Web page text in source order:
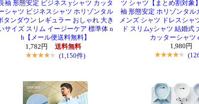
袖 形態安定 ビジネス yシャツ カッタ
シャツ ビジネスシャツ ホリゾンタル
タンダウン レギュラー おしゃれ 大き
サイズ スリム イージーケア 標準体 n
h【メール便送料無料】
1,782円
送料無料
(1,150件)
ツ シャツ【まとめ割対象
袖 形態安定 ホリゾンタル
メンズ シャツ ドレスシャ
ド スリムyシャツ 結婚式
カッターシャツ
1,980円